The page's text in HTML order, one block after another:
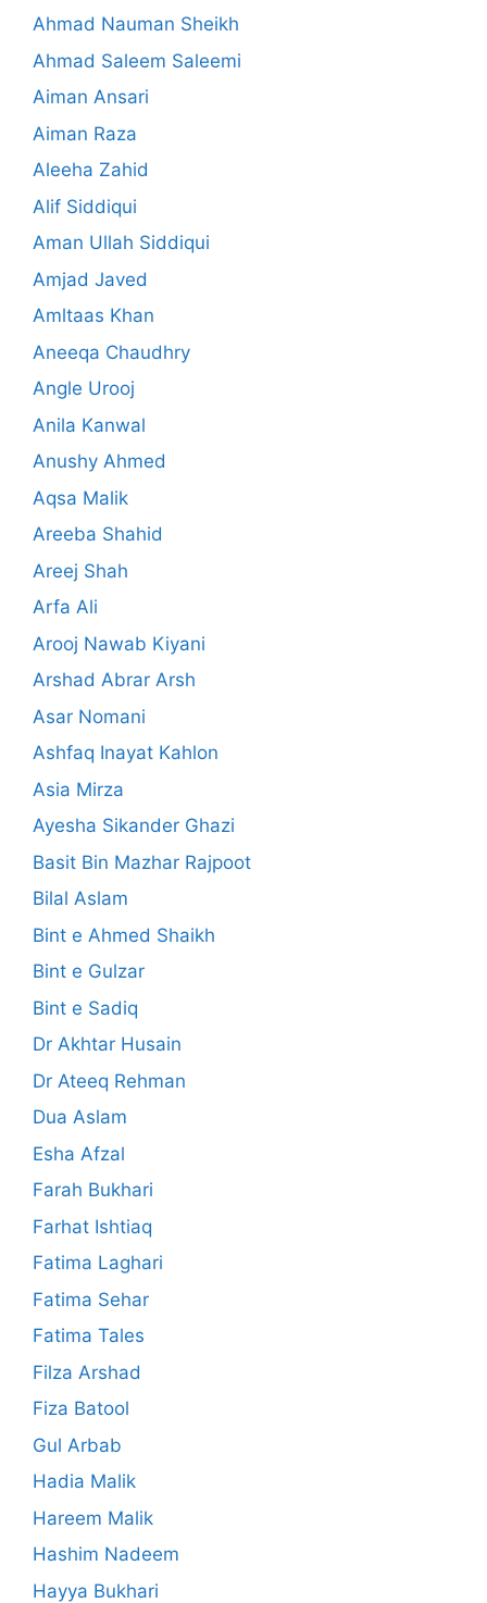
Ahmad Nauman Sheikh
Ahmad Saleem Saleemi
Aiman Ansari
Aiman Raza
Aleeha Zahid
Alif Siddiqui
Aman Ullah Siddiqui
Amjad Javed
Amltaas Khan
Aneeqa Chaudhry
Angle Urooj
Anila Kanwal
Anushy Ahmed
Aqsa Malik
Areeba Shahid
Areej Shah
Arfa Ali
Arooj Nawab Kiyani
Arshad Abrar Arsh
Asar Nomani
Ashfaq Inayat Kahlon
Asia Mirza
Ayesha Sikander Ghazi
Basit Bin Mazhar Rajpoot
Bilal Aslam
Bint e Ahmed Shaikh
Bint e Gulzar
Bint e Sadiq
Dr Akhtar Husain
Dr Ateeq Rehman
Dua Aslam
Esha Afzal
Farah Bukhari
Farhat Ishtiaq
Fatima Laghari
Fatima Sehar
Fatima Tales
Filza Arshad
Fiza Batool
Gul Arbab
Hadia Malik
Hareem Malik
Hashim Nadeem
Hayya Bukhari